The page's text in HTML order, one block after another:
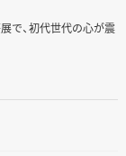
で、初代世代の心が震